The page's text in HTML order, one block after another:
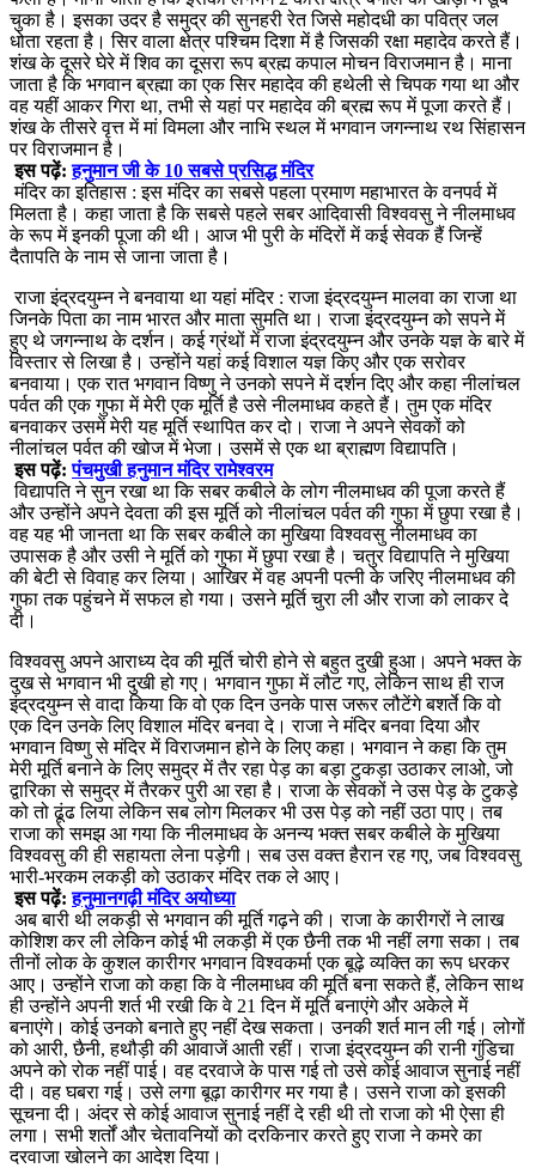
चुका है। इसका उदर है समुद्र की सुनहरी रेत जिसे महोदधी का पवित्र जल
धोता रहता है। सिर वाला क्षेत्र पश्चिम दिशा में है जिसकी रक्षा महादेव करते हैं।
शंख के दूसरे घेरे में शिव का दूसरा रूप ब्रह्म कपाल मोचन विराजमान है। माना
जाता है कि भगवान ब्रह्मा का एक सिर महादेव की हथेली से चिपक गया था और
वह यहीं आकर गिरा था, तभी से यहां पर महादेव की ब्रह्म रूप में पूजा करते हैं।
शंख के तीसरे वृत्त में मां विमला और नाभि स्थल में भगवान जगन्नाथ रथ सिंहासन
पर विराजमान है।
इस पढ़ें:हनुमान जी के 10 सबसे प्रसिद्ध मंदिर
मंदिर का इतिहास : इस मंदिर का सबसे पहला प्रमाण महाभारत के वनपर्व में
मिलता है। कहा जाता है कि सबसे पहले सबर आदिवासी विश्‍ववसु ने नीलमाधव
के रूप में इनकी पूजा की थी। आज भी पुरी के मंदिरों में कई सेवक हैं जिन्हें
दैतापति के नाम से जाना जाता है।
राजा इंद्रदयुम्न ने बनवाया था यहां मंदिर : राजा इंद्रदयुम्न मालवा का राजा था
जिनके पिता का नाम भारत और माता सुमति था। राजा इंद्रदयुम्न को सपने में
हुए थे जगन्नाथ के दर्शन। कई ग्रंथों में राजा इंद्रदयुम्न और उनके यज्ञ के बारे में
विस्तार से लिखा है। उन्होंने यहां कई विशाल यज्ञ किए और एक सरोवर
बनवाया। एक रात भगवान विष्णु ने उनको सपने में दर्शन दिए और कहा नीलांचल
पर्वत की एक गुफा में मेरी एक मूर्ति है उसे नीलमाधव कहते हैं। ‍तुम एक मंदिर
बनवाकर उसमें मेरी यह मूर्ति स्थापित कर दो। राजा ने अपने सेवकों को
नीलांचल पर्वत की खोज में भेजा। उसमें से एक था ब्राह्मण विद्यापति।
इस पढ़ें:पंचमुखी हनुमान मंदिर रामेश्वरम
विद्यापति ने सुन रखा था कि सबर कबीले के लोग नीलमाधव की पूजा करते हैं
और उन्होंने अपने देवता की इस मूर्ति को नीलांचल पर्वत की गुफा में छुपा रखा है।
वह यह भी जानता था कि सबर कबीले का मुखिया विश्‍ववसु नीलमाधव का
उपासक है और उसी ने मूर्ति को गुफा में छुपा रखा है। चतुर विद्यापति ने मुखिया
की बेटी से विवाह कर लिया। आखिर में वह अपनी पत्नी के जरिए नीलमाधव की
गुफा तक पहुंचने में सफल हो गया। उसने मूर्ति चुरा ली और राजा को लाकर दे
दी।
विश्‍ववसु अपने आराध्य देव की मूर्ति चोरी होने से बहुत दुखी हुआ। अपने भक्त के
दुख से भगवान भी दुखी हो गए। भगवान गुफा में लौट गए, लेकिन साथ ही राज
इंद्रदयुम्न से वादा किया कि वो एक दिन उनके पास जरूर लौटेंगे बशर्ते कि वो
एक दिन उनके लिए विशाल मंदिर बनवा दे। राजा ने मंदिर बनवा दिया और
भगवान विष्णु से मंदिर में विराजमान होने के लिए कहा। भगवान ने कहा कि तुम
मेरी मूर्ति बनाने के लिए समुद्र में तैर रहा पेड़ का बड़ा टुकड़ा उठाकर लाओ, जो
द्वारिका से समुद्र में तैरकर पुरी आ रहा है। राजा के सेवकों ने उस पेड़ के टुकड़े
को तो ढूंढ लिया लेकिन सब लोग मिलकर भी उस पेड़ को नहीं उठा पाए। तब
राजा को समझ आ गया कि नीलमाधव के अनन्य भक्त सबर कबीले के मुखिया
विश्‍ववसु की ही सहायता लेना पड़ेगी। सब उस वक्त हैरान रह गए, जब विश्ववसु
भारी-भरकम लकड़ी को उठाकर मंदिर तक ले आए।
इस पढ़ें:हनुमानगढ़ी मंदिर अयोध्या
अब बारी थी लकड़ी से भगवान की मूर्ति गढ़ने की। राजा के कारीगरों ने लाख
कोशिश कर ली लेकिन कोई भी लकड़ी में एक छैनी तक भी नहीं लगा सका। तब
तीनों लोक के कुशल कारीगर भगवान विश्‍वकर्मा एक बूढ़े व्यक्ति का रूप धरकर
आए। उन्होंने राजा को कहा कि वे नीलमाधव की मूर्ति बना सकते हैं, लेकिन साथ
ही उन्होंने अपनी शर्त भी रखी कि वे 21 दिन में मूर्ति बनाएंगे और अकेले में
बनाएंगे। कोई उनको बनाते हुए नहीं देख सकता। उनकी शर्त मान ली गई। लोगों
को आरी, छैनी, हथौड़ी की आवाजें आती रहीं। राजा इंद्रदयुम्न की रानी गुंडिचा
अपने को रोक नहीं पाई। वह दरवाजे के पास गई तो उसे कोई आवाज सुनाई नहीं
दी। वह घबरा गई। उसे लगा बूढ़ा कारीगर मर गया है। उसने राजा को इसकी
सूचना दी। अंदर से कोई आवाज सुनाई नहीं दे रही थी तो राजा को भी ऐसा ही
लगा। सभी शर्तों और चेतावनियों को दरकिनार करते हुए राजा ने कमरे का
दरवाजा खोलने का आदेश दिया।